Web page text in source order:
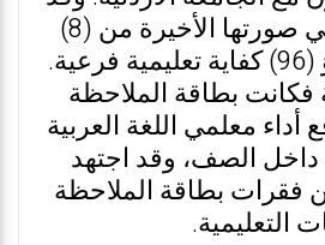
تكونت القائمة في صورتها الأخيرة من (8)
مجالات رئيسة وَ (96) كفاية تعليمية فرعية.
فكانت بطاقة الملاحظة
أداء معلمي اللغة العربية
داخل الصف، وقد اجتهد
فقرات بطاقة الملاحظة
التعليمية.